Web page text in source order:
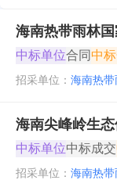
海南热带雨林
中标单位合同 中
招采单位： 海南热
海南尖峰岭生
中标单位中标成交
招采单位： 海南热